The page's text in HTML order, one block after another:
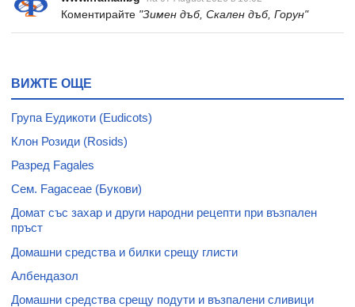
Коментирайте "Зимен дъб, Скален дъб, Горун"
ВИЖТЕ ОЩЕ
Група Еудикоти (Eudicots)
Клон Розиди (Rosids)
Разред Fagales
Сем. Fagaceae (Букови)
Домат със захар и други народни рецепти при възпален
пръст
Домашни средства и билки срещу глисти
Албендазол
Домашни средства срещу подути и възпалени сливици